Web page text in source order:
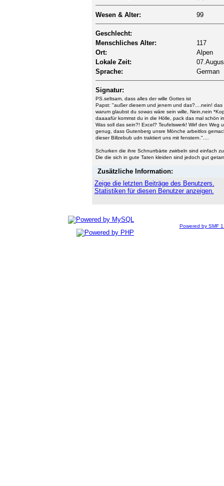
Wesen & Alter: 99
Geschlecht:
Menschliches Alter:
117
Ort:
Alpen
Lokale Zeit:
Sprache:
German
Signatur:
PS.seltsam, dass alles der wille Gottes ist
Papst: "außer diesem und jenem und das?....nein!
warum glaubst du sowaswäre sein wille, Nein,nein
daaaafür kommst du in die Hölle, pack das mal schön
Was soll das sein?! Excel? Teufelswerk! Wirf den Weg
genug, dass Gutenberg unsre Mönche arbeitlos
dieser Billzebub udn traktiert uns mit fenstern."....
Schurken die ihre Schnurrbärte zwirbeln sind einfach
Die die sich in gute Taten kleiden sind jedoch gut
Zusätzliche Information:
Zeige die letzten Beiträge des Benutzers.
Statistiken für diesen Benutzer anzeigen.
Powered by SMF